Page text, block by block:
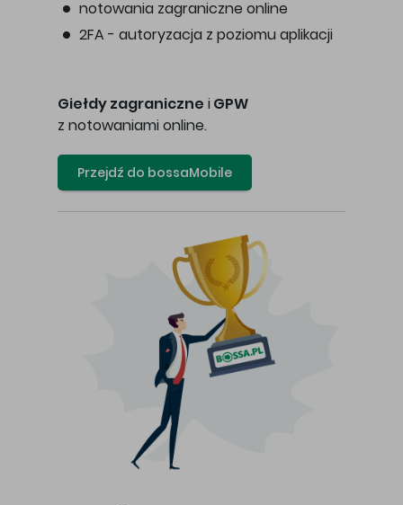
notowania zagraniczne online
2FA - autoryzacja z poziomu aplikacji
Giełdy zagraniczne i GPW
z notowaniami online.
Przejdź do bossaMobile